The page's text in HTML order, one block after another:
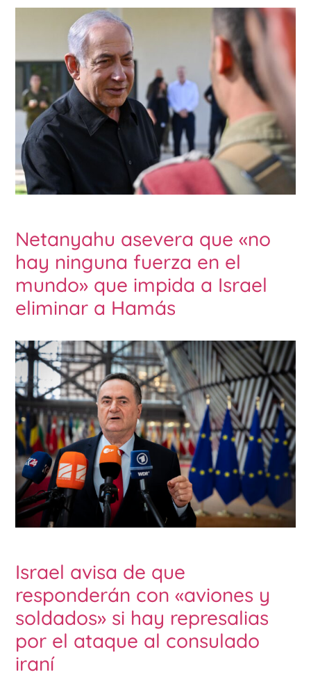
Netanyahu asevera que «no
hay ninguna fuerza en el
mundo» que impida a Israel
eliminar a Hamás
Israel avisa de que
responderán con «aviones y
soldados» si hay represalias
por el ataque al consulado
iraní